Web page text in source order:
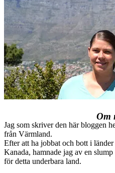
Om
Jag som skriver den här bloggen
från Värmland.
Efter att ha jobbat och bott i
Kanada, hamnade jag av en
för detta underbara land.